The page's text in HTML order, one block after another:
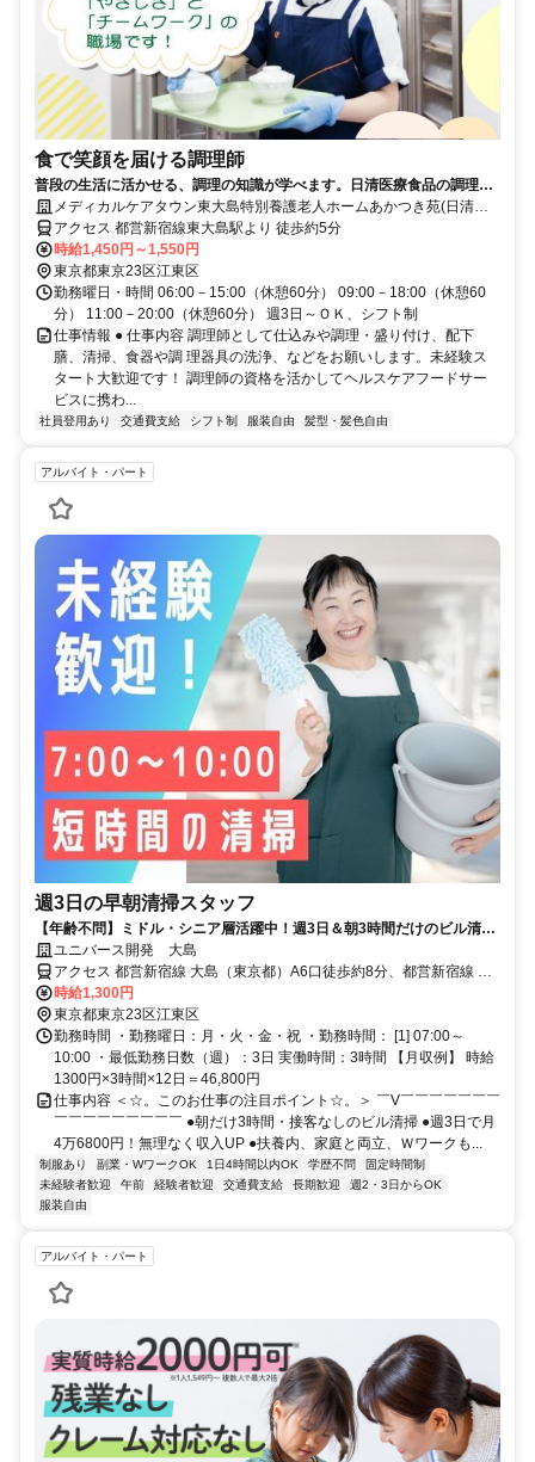
食で笑顔を届ける調理師
普段の生活に活かせる、調理の知識が学べます。日清医療食品の調理師
（パート・アルバイト）求人
メディカルケアタウン東大島特別養護老人ホームあかつき苑(日清医
療食品株式会社 東京支店)
アクセス 都営新宿線東大島駅より 徒歩約5分
時給1,450円～1,550円
東京都東京23区江東区
勤務曜日・時間 06:00－15:00（休憩60分） 09:00－18:00（休憩60
分） 11:00－20:00（休憩60分） 週3日～ＯＫ、シフト制
仕事情報 ● 仕事内容 調理師として仕込みや調理・盛り付け、配下
膳、清掃、食器や調 理器具の洗浄、などをお願いします。未経験ス
タート大歓迎です！ 調理師の資格を活かしてヘルスケアフードサー
ビスに携わ...
社員登用あり 交通費支給 シフト制 服装自由 髪型・髪色自由
アルバイト・パート
週3日の早朝清掃スタッフ
【年齢不問】ミドル・シニア層活躍中！週3日＆朝3時間だけのビル清掃
♪経験問わず採用中！★女性活躍中★
ユニバース開発 大島
アクセス 都営新宿線 大島（東京都）A6口徒歩約8分、都営新宿線 東
大島大島口(北)徒歩約10分、東武亀戸線 亀戸水神徒歩約17分
時給1,300円
東京都東京23区江東区
勤務時間 ・勤務曜日：月・火・金・祝 ・勤務時間： [1] 07:00～
10:00 ・最低勤務日数（週）：3日 実働時間：3時間 【月収例】 時給
1300円×3時間×12日＝46,800円
仕事内容 ＜☆。このお仕事の注目ポイント☆。＞ ￣V￣￣￣￣￣￣￣
￣￣￣￣￣￣￣￣￣ ●朝だけ3時間・接客なしのビル清掃 ●週3日で月
4万6800円！無理なく収入UP ●扶養内、家庭と両立、Ｗワークも...
制服あり 副業・WワークOK 1日4時間以内OK 学歴不問
固定時間制
未経験者歓迎
午前 経験者歓迎 交通費支給 長期歓迎
週2・3日からOK
服装自由
アルバイト・パート